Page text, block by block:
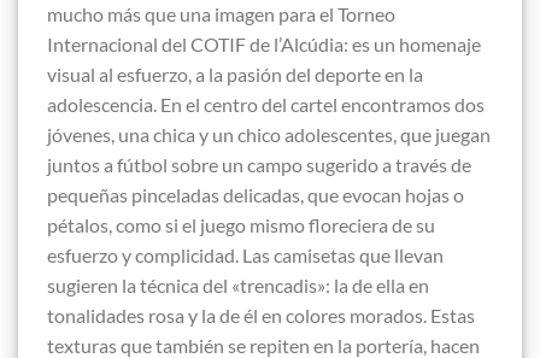
mucho más que una imagen para el Torneo
Internacional del COTIF de l’Alcúdia: es un homenaje
visual al esfuerzo, a la pasión del deporte en la
adolescencia. En el centro del cartel encontramos dos
jóvenes, una chica y un chico adolescentes, que juegan
juntos a fútbol sobre un campo sugerido a través de
pequeñas pinceladas delicadas, que evocan hojas o
pétalos, como si el juego mismo floreciera de su
esfuerzo y complicidad. Las camisetas que llevan
sugieren la técnica del «trencadis»: la de ella en
tonalidades rosa y la de él en colores morados. Estas
texturas que también se repiten en la portería, hacen